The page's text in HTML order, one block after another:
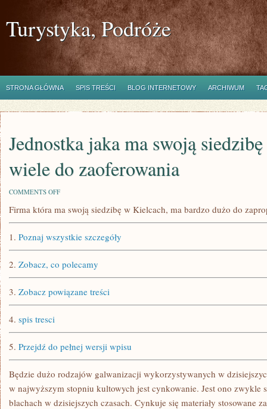
Turystyka, Podróże
STRONA GŁÓWNA SPIS TREŚCI BLOG INTERNETOWY ARCHIWUM
Jednostka jaka ma swoją
wiele do zaoferowania
COMMENTS OFFON
JAKA
SIEDZIBĘ
W
MA
WIELE
DO
ZAOFEROWANIA
Firma która ma swoją siedzibę w Kielcach, ma bardzo dużo do
1. Poznaj wszystkie szczegóły
2. Zobacz, co polecamy
3. Zobacz powiązane treści
4. spis tresci
5. Przejdź do pełnej wersji wpisu
Będzie dużo rodzajów galwanizacji wykorzystywanych w
w najwyższym stopniu kultowych jest cynkowanie. Jest ono zwykle
blachach w dzisiejszych czasach. Cynkuje się materiały stosowane